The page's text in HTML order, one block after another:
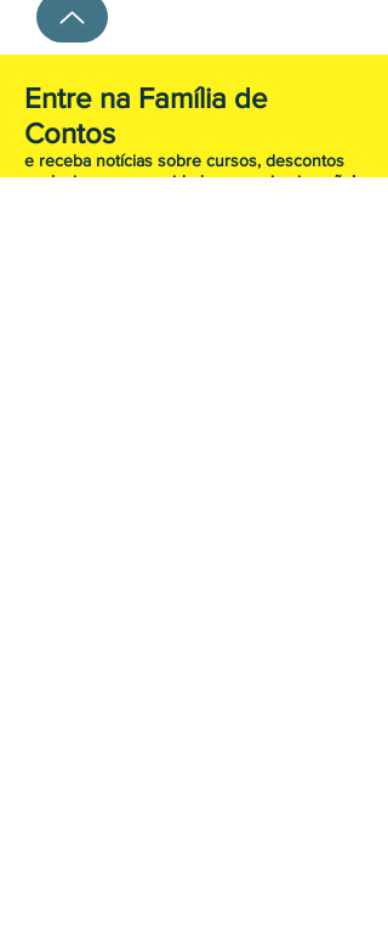
Entre na Família de
Contos
e receba notícias sobre cursos, descontos
exclusivos e as novidades em primeira mão!